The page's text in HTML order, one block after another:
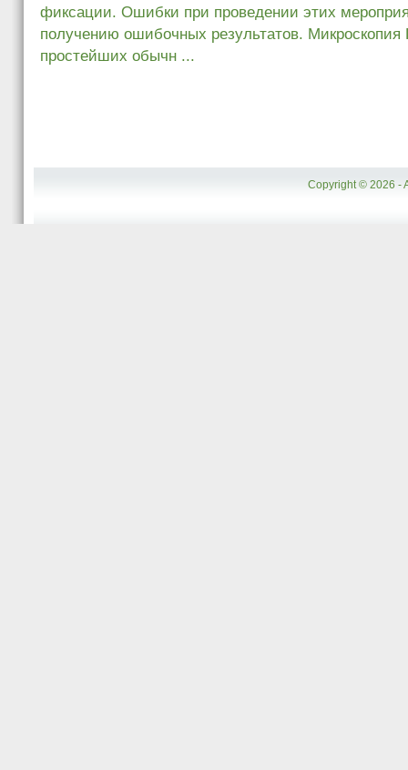
фиксации. Ошибки при проведении этих
получению ошибочных результатов. Микроскопия
простейших обычн ...
Copyright © 2026 -